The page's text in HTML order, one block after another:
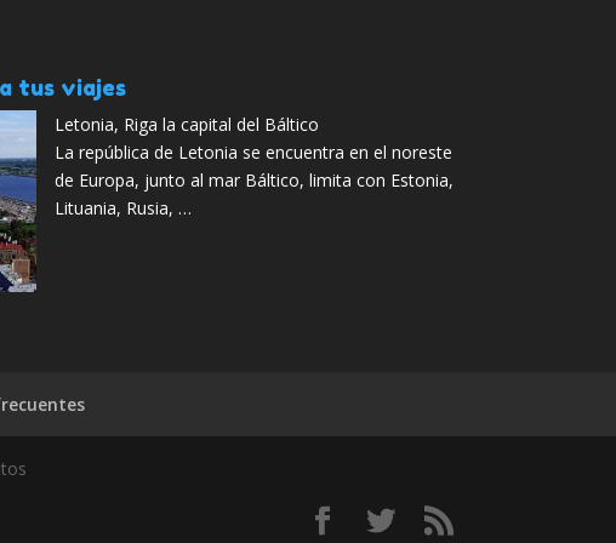
tus viajes
Letonia, Riga la capital del Báltico
La república de Letonia se encuentra en el noreste
de Europa, junto al mar Báltico, limita con Estonia,
Lituania, Rusia, …